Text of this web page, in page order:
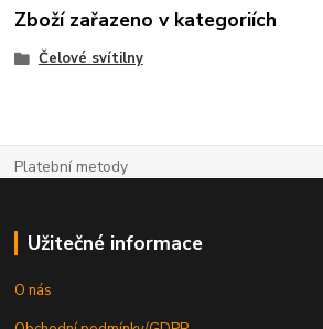
Zboží zařazeno v kategoriích
Čelové svítilny
Platební metody
Užitečné informace
O nás